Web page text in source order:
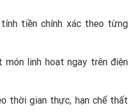
tiền chính xác theo từng
linh hoạt ngay trên điện
thời gian thực, hạn chế thất